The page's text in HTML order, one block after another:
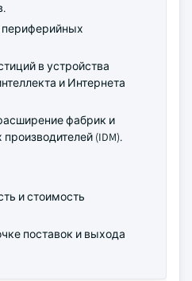
периферийных
в устройства
и Интернета
фабрик и
(IDM).
и стоимость
поставок и выхода